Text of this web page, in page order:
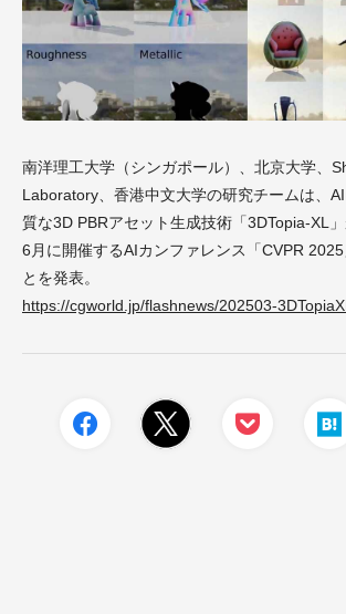
南洋理工大学（シンガポール）、北京大学、
Laboratory、香港中文大学の研究チームは、
質な3D PBRアセット生成技術「3DTopia-XL
6月に開催するAIカンファレンス「CVPR
とを発表。
https://cgworld.jp/flashnews/202503-